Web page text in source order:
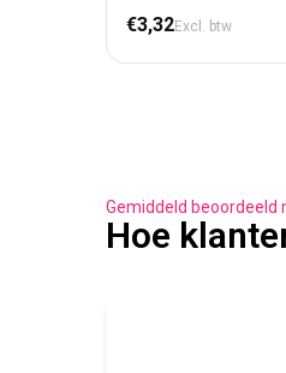
Normale
€3,32Excl. btw
Gemiddeld beoordeeld
Hoe